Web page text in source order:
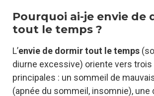
Pourquoi ai-je envie de
tout le temps ?
L’envie de dormir tout le temps
diurne excessive) oriente vers
principales : un sommeil de
(apnée du sommeil, insomnie), une